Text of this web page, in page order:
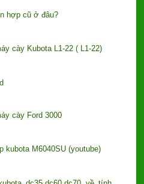
hợp cũ ở đâu?
cày Kubota L1-22 ( L1-22)
cày Ford 3000
kubota M6040SU (youtube)